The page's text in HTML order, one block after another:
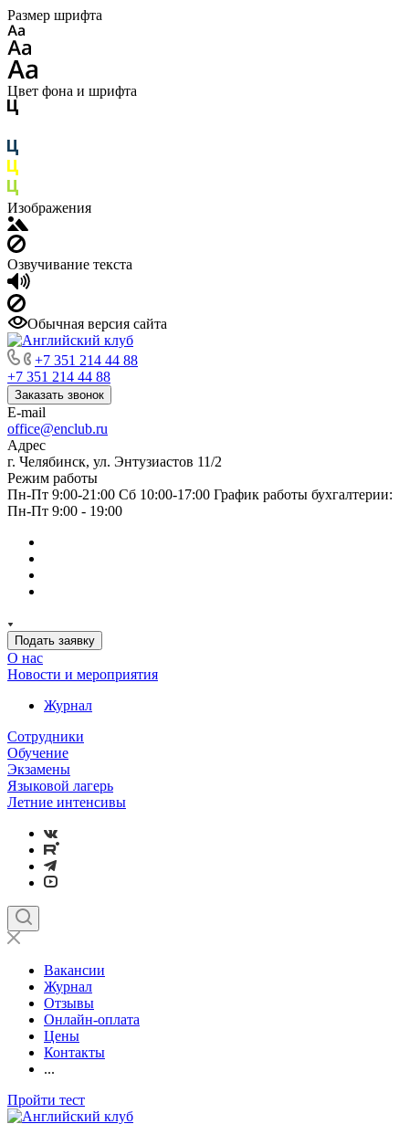
Размер шрифта
Цвет фона и шрифта
Изображения
Озвучивание текста
Обычная версия сайта
+7 351 214 44 88
+7 351 214 44 88
Заказать звонок
E-mail
office@enclub.ru
Адрес
г. Челябинск, ул. Энтузиастов 11/2
Режим работы
Пн-Пт 9:00-21:00 Сб 10:00-17:00 График работы бухгалтерии:
Пн-Пт 9:00 - 19:00
Подать заявку
О нас
Новости и мероприятия
Журнал
Сотрудники
Обучение
Экзамены
Языковой лагерь
Летние интенсивы
Вакансии
Журнал
Отзывы
Онлайн-оплата
Цены
Контакты
...
Пройти тест